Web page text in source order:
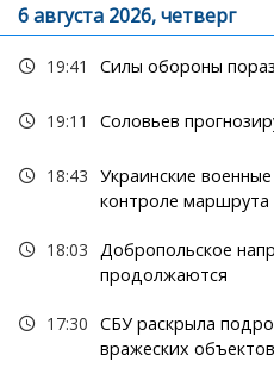
6 августа 2026, четверг
19:41 Силы обороны
19:11 Соловьев
18:43 Украинские
контроле
18:03 Добропольское
продолжаются
17:30 СБУ раскрыла
вражеских объектов